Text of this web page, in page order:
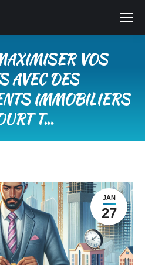
VOS
AVEC DES
IMMOBILIERS
T…
JAN
27